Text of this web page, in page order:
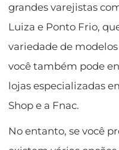
grandes varejistas
Luiza e Ponto Frio,
variedade de
você também pode
lojas especializadas
Shop e a Fnac.
No entanto, se você